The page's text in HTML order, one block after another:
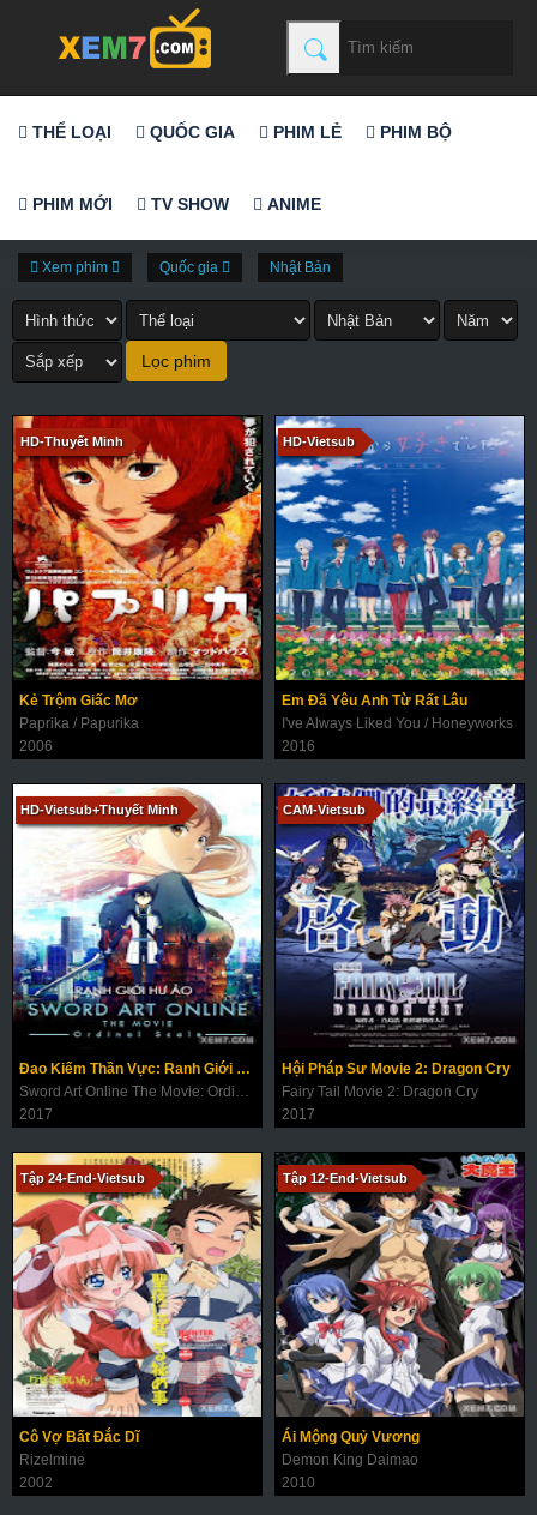
THỂ LOẠI QUỐC GIA PHIM LẺ PHIM BỘ
PHIM MỚI TV SHOW ANIME
Xem phim Quốc gia Nhật Bản
HD-Thuyết Minh
Kẻ Trộm Giấc Mơ
Paprika / Papurika
2006
HD-Vietsub
Em Đã Yêu Anh Từ Rất Lâu
I've Always Liked You / Honeyworks
2016
HD-Vietsub+Thuyết Minh
Đao Kiếm Thần Vực: Ranh Giới Hư Ảo
Sword Art Online The Movie: Ordinal Scale
2017
CAM-Vietsub
Hội Pháp Sư Movie 2: Dragon Cry
Fairy Tail Movie 2: Dragon Cry
2017
Tập 24-End-Vietsub
Cô Vợ Bất Đắc Dĩ
Rizelmine
2002
Tập 12-End-Vietsub
Ái Mộng Quỷ Vương
Demon King Daimao
2010